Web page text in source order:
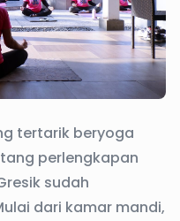
tertarik beryoga
perlengkapan
sudah
dari kamar mandi,